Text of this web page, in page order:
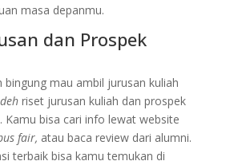
masa depanmu.
dan Prospek
bingung mau ambil jurusan kuliah
dehriset jurusan kuliah dan prospek
Kamu bisa cari info lewat website
fair, atau baca review dari alumni.
terbaik bisa kamu temukan di